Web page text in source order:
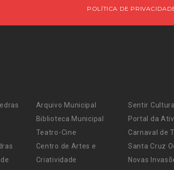
POLÍTICA DE
Arquivo Municipal
Biblioteca Municipal
Teatro-Cine
Centro de Artes e
Criatividade
Sentir Cultura
Portal da
Carnaval de
Santa Cruz
Novas